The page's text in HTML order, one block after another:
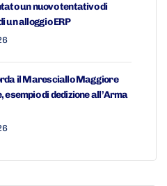
un nuovo tentativo di
un alloggio ERP
il Maresciallo Maggiore
esempio di dedizione all’Arma